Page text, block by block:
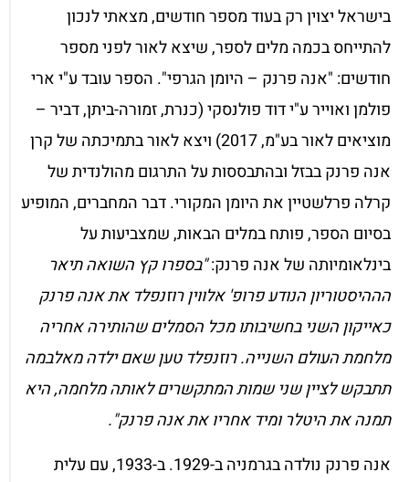
בישראל יצוין רק בעוד מספר חודשים, מצאתי לנכון
להתייחס בכמה מלים לספר, שיצא לאור לפני מספר
חודשים: "אנה פרנק – היומן הגרפי". הספר עובד ע"י ארי
פולמן ואוייר ע"י דוד פולנסקי (כנרת, זמורה-ביתן, דביר –
מוציאים לאור בע"מ, 2017) ויצא לאור בתמיכתה של קרן
אנה פרנק בבזל ובהתבססות על התרגום מהולנדית של
קרלה פרלשטיין את היומן המקורי. דבר המחברים, המופיע
בסיום הספר, פותח במלים הבאות, שמצביעות על
בינלאומיותה של אנה פרנק:"בספרו קץ השואה תיאר
הההיסטוריון הנודע פרופ' אלווין רוזנפלד את אנה פרנק
כאייקון השני בחשיבותו מכל הסמלים שהותירה אחריה
מלחמת העולם השנייה. רוזנפלד טען שאם ילדה מאלבמה
תתבקש לציין שני שמות המתקשרים לאותה מלחמה, היא
תמנה את היטלר ומיד אחריו את אנה פרנק".
אנה פרנק נולדה בגרמניה ב-1929. ב-1933, עם עלית